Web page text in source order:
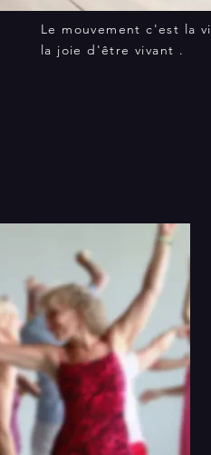
Le mouvement c'est la
la joie d'être vivant .